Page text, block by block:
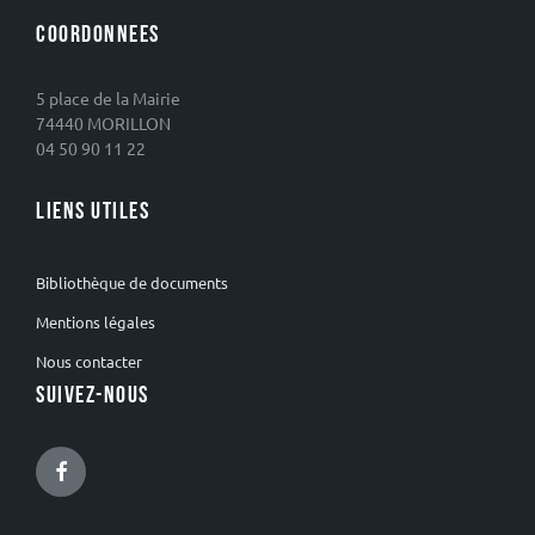
COORDONNEES
5 place de la Mairie
74440 MORILLON
04 50 90 11 22
LIENS UTILES
Bibliothèque de documents
Mentions légales
Nous contacter
SUIVEZ-NOUS
Facebook